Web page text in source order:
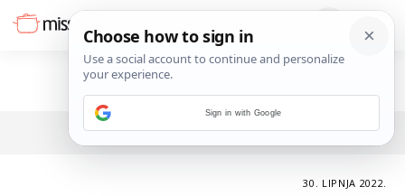
30. LIPNJA 2022.
POVRATAK NA ČLANAK
Sign in with Google